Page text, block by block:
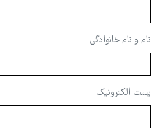
نام و نام خانوادگی
پست الکترونیک